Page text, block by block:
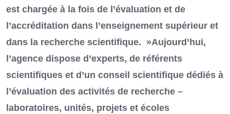
est chargée à la fois de l’évaluation et de
l’accréditation dans l’enseignement supérieur et
dans la recherche scientifique. »Aujourd’hui,
l’agence dispose d’experts, de référents
scientifiques et d’un conseil scientifique dédiés à
l’évaluation des activités de recherche –
laboratoires, unités, projets et écoles